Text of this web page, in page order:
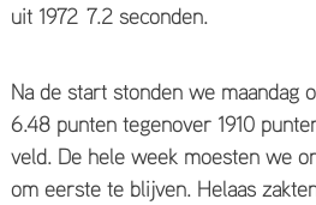
uit 1972 7.2 seconden.
Na de start stonden we maandag
6.48 punten tegenover 1910
veld. De hele week moesten we
om eerste te blijven. Helaas